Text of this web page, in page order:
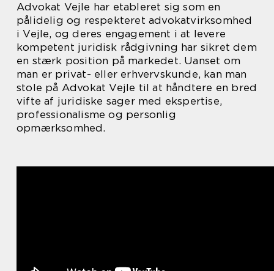
Advokat Vejle har etableret sig som en
pålidelig og respekteret advokatvirksomhed
i Vejle, og deres engagement i at levere
kompetent juridisk rådgivning har sikret dem
en stærk position på markedet. Uanset om
man er privat- eller erhvervskunde, kan man
stole på Advokat Vejle til at håndtere en bred
vifte af juridiske sager med ekspertise,
professionalisme og personlig
opmærksomhed.